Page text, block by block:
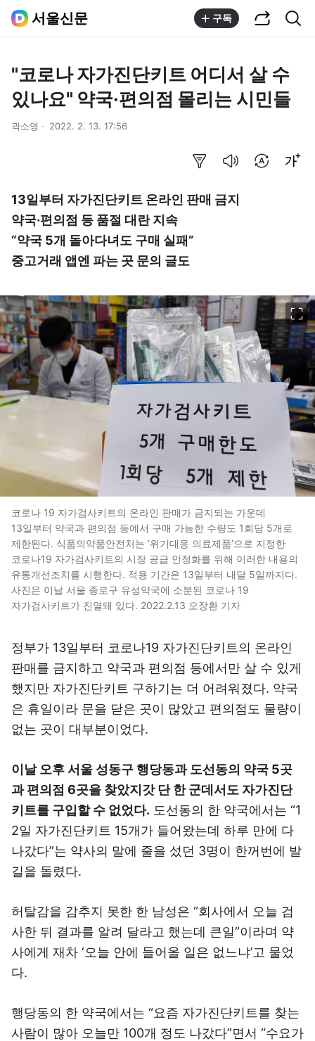
서울신문 구독
"코로나 자가진단키트 어디서 살 수
있나요" 약국·편의점 몰리는 시민들
곽소영 2022. 2. 13. 17:56
13일부터 자가진단키트 온라인 판매 금지
약국·편의점 등 품절 대란 지속
“약국 5개 돌아다녀도 구매 실패”
중고거래 앱엔 파는 곳 문의 글도
코로나 19 자가검사키트의 온라인 판매가 금지되는 가운데
13일부터 약국과 편의점 등에서 구매 가능한 수량도 1회당 5개로
제한된다. 식품의약품안전처는 ‘위기대응 의료제품’으로 지정한
코로나19 자가검사키트의 시장 공급 안정화를 위해 이러한 내용의
유통개선조치를 시행한다. 적용 기간은 13일부터 내달 5일까지다.
사진은 이날 서울 종로구 유성약국에 소분된 코로나 19
자가검사키트가 진열돼 있다. 2022.2.13 오장환 기자
정부가 13일부터 코로나19 자가진단키트의 온라인
판매를 금지하고 약국과 편의점 등에서만 살 수 있게
했지만 자가진단키트 구하기는 더 어려워졌다. 약국
은 휴일이라 문을 닫은 곳이 많았고 편의점도 물량이
없는 곳이 대부분이었다.
이날 오후 서울 성동구 행당동과 도선동의 약국 5곳
과 편의점 6곳을 찾았지갓 단 한 군데서도 자가진단
키트를 구입할 수 없었다. 도선동의 한 약국에서는 “1
2일 자가진단키트 15개가 들어왔는데 하루 만에 다
나갔다”는 약사의 말에 줄을 섰던 3명이 한꺼번에 발
길을 돌렸다.
허탈감을 감추지 못한 한 남성은 “회사에서 오늘 검
사한 뒤 결과를 알려 달라고 했는데 큰일”이라며 약
사에게 재차 ‘오늘 안에 들어올 일은 없느냐’고 물었
다.
행당동의 한 약국에서는 “요즘 자가진단키트를 찾는
사람이 많아 오늘만 100개 정도 나갔다”면서 “수요가